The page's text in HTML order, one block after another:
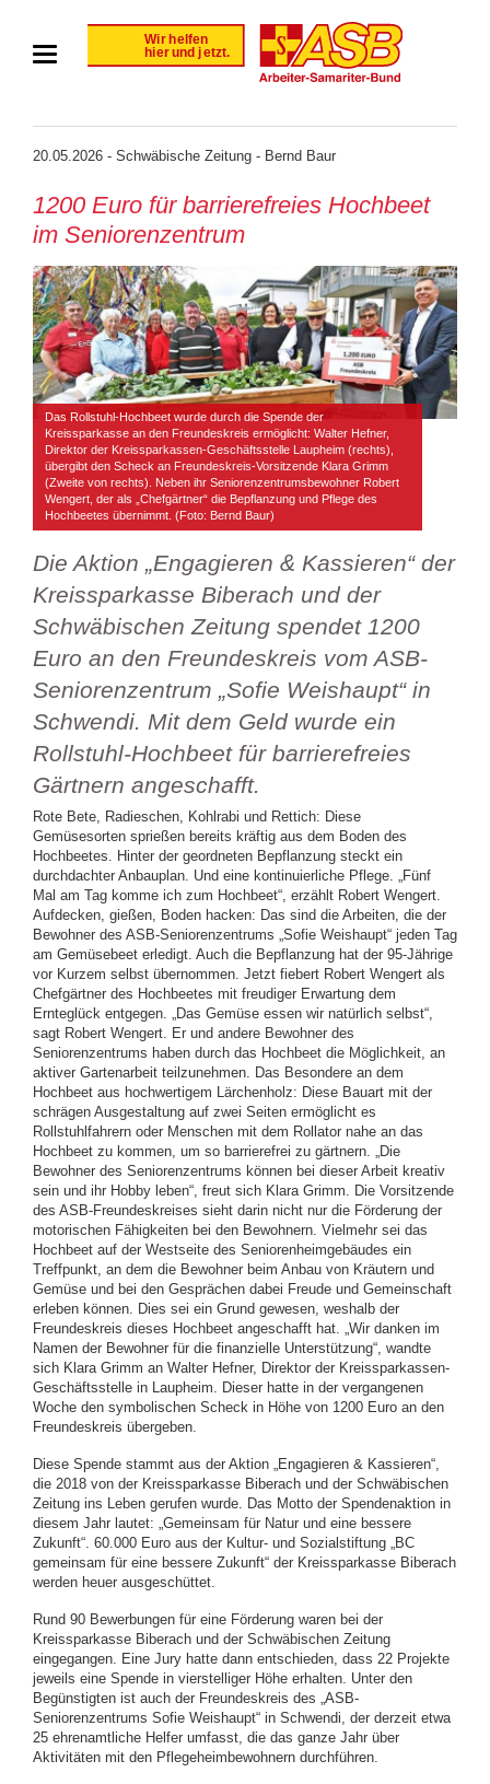
20.05.2026 - Schwäbische Zeitung - Bernd Baur
1200 Euro für barrierefreies Hochbeet
im Seniorenzentrum
Das Rollstuhl-Hochbeet wurde durch die Spende der
Kreissparkasse an den Freundeskreis ermöglicht: Walter Hefner,
Direktor der Kreissparkassen-Geschäftsstelle Laupheim (rechts),
übergibt den Scheck an Freundeskreis-Vorsitzende Klara Grimm
(Zweite von rechts). Neben ihr Seniorenzentrumsbewohner Robert
Wengert, der als „Chefgärtner“ die Bepflanzung und Pflege des
Hochbeetes übernimmt. (Foto: Bernd Baur)
Die Aktion „Engagieren & Kassieren“ der
Kreissparkasse Biberach und der
Schwäbischen Zeitung spendet 1200
Euro an den Freundeskreis vom ASB-
Seniorenzentrum „Sofie Weishaupt“ in
Schwendi. Mit dem Geld wurde ein
Rollstuhl-Hochbeet für barrierefreies
Gärtnern angeschafft.
Rote Bete, Radieschen, Kohlrabi und Rettich: Diese
Gemüsesorten sprießen bereits kräftig aus dem Boden des
Hochbeetes. Hinter der geordneten Bepflanzung steckt ein
durchdachter Anbauplan. Und eine kontinuierliche Pflege. „Fünf
Mal am Tag komme ich zum Hochbeet“, erzählt Robert Wengert.
Aufdecken, gießen, Boden hacken: Das sind die Arbeiten, die der
Bewohner des ASB-Seniorenzentrums „Sofie Weishaupt“ jeden Tag
am Gemüsebeet erledigt. Auch die Bepflanzung hat der 95-Jährige
vor Kurzem selbst übernommen. Jetzt fiebert Robert Wengert als
Chefgärtner des Hochbeetes mit freudiger Erwartung dem
Ernteglück entgegen. „Das Gemüse essen wir natürlich selbst“,
sagt Robert Wengert. Er und andere Bewohner des
Seniorenzentrums haben durch das Hochbeet die Möglichkeit, an
aktiver Gartenarbeit teilzunehmen. Das Besondere an dem
Hochbeet aus hochwertigem Lärchenholz: Diese Bauart mit der
schrägen Ausgestaltung auf zwei Seiten ermöglicht es
Rollstuhlfahrern oder Menschen mit dem Rollator nahe an das
Hochbeet zu kommen, um so barrierefrei zu gärtnern. „Die
Bewohner des Seniorenzentrums können bei dieser Arbeit kreativ
sein und ihr Hobby leben“, freut sich Klara Grimm. Die Vorsitzende
des ASB-Freundeskreises sieht darin nicht nur die Förderung der
motorischen Fähigkeiten bei den Bewohnern. Vielmehr sei das
Hochbeet auf der Westseite des Seniorenheimgebäudes ein
Treffpunkt, an dem die Bewohner beim Anbau von Kräutern und
Gemüse und bei den Gesprächen dabei Freude und Gemeinschaft
erleben können. Dies sei ein Grund gewesen, weshalb der
Freundeskreis dieses Hochbeet angeschafft hat. „Wir danken im
Namen der Bewohner für die finanzielle Unterstützung“, wandte
sich Klara Grimm an Walter Hefner, Direktor der Kreissparkassen-
Geschäftsstelle in Laupheim. Dieser hatte in der vergangenen
Woche den symbolischen Scheck in Höhe von 1200 Euro an den
Freundeskreis übergeben.
Diese Spende stammt aus der Aktion „Engagieren & Kassieren“,
die 2018 von der Kreissparkasse Biberach und der Schwäbischen
Zeitung ins Leben gerufen wurde. Das Motto der Spendenaktion in
diesem Jahr lautet: „Gemeinsam für Natur und eine bessere
Zukunft“. 60.000 Euro aus der Kultur- und Sozialstiftung „BC
gemeinsam für eine bessere Zukunft“ der Kreissparkasse Biberach
werden heuer ausgeschüttet.
Rund 90 Bewerbungen für eine Förderung waren bei der
Kreissparkasse Biberach und der Schwäbischen Zeitung
eingegangen. Eine Jury hatte dann entschieden, dass 22 Projekte
jeweils eine Spende in vierstelliger Höhe erhalten. Unter den
Begünstigten ist auch der Freundeskreis des „ASB-
Seniorenzentrums Sofie Weishaupt“ in Schwendi, der derzeit etwa
25 ehrenamtliche Helfer umfasst, die das ganze Jahr über
Aktivitäten mit den Pflegeheimbewohnern durchführen.